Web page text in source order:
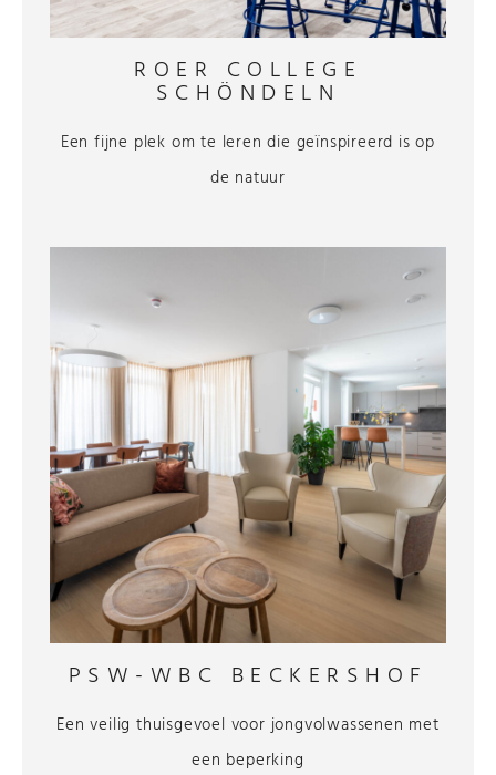
ROER COLLEGE
SCHÖNDELN
Een fijne plek om te leren die geïnspireerd is op
de natuur
PSW-WBC BECKERSHOF
Een veilig thuisgevoel voor jongvolwassenen met
een beperking